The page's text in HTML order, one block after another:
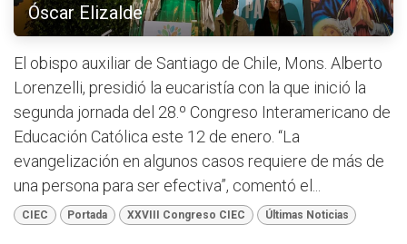
Óscar Elizalde
El obispo auxiliar de Santiago de Chile, Mons. Alberto
Lorenzelli, presidió la eucaristía con la que inició la
segunda jornada del 28.º Congreso Interamericano de
Educación Católica este 12 de enero. “La
evangelización en algunos casos requiere de más de
una persona para ser efectiva”, comentó el...
CIEC Portada XXVIII Congreso CIEC Últimas Noticias